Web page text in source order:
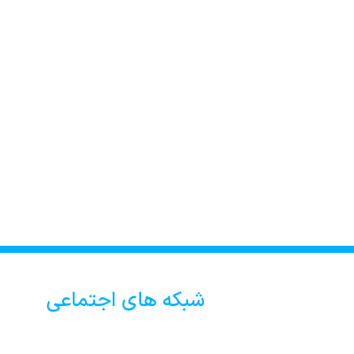
شبکه های اجتماعی